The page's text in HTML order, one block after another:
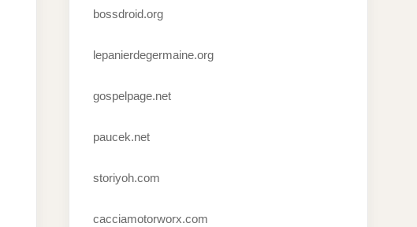
bossdroid.org
lepanierdegermaine.org
gospelpage.net
paucek.net
storiyoh.com
cacciamotorworx.com